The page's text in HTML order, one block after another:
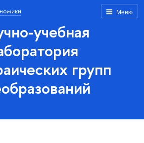
Меню
учебная
групп